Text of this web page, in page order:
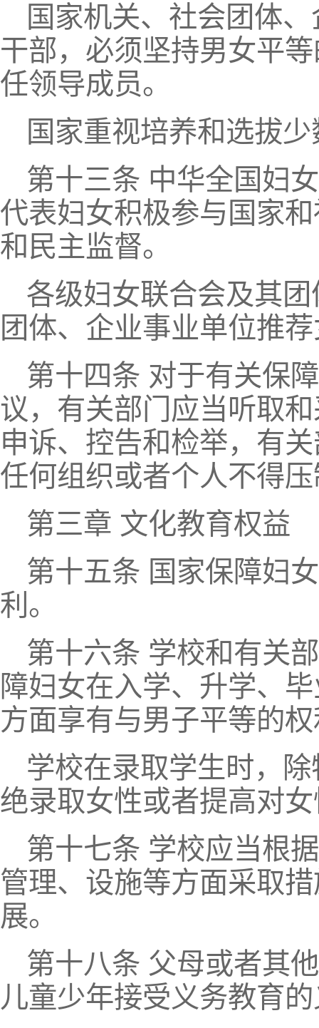
国家机关、社会团体
干部，必须坚持男女平
任领导成员。
国家重视培养和选拔
第十三条 中华全国妇
代表妇女积极参与国家
和民主监督。
各级妇女联合会及其
团体、企业事业单位推
第十四条 对于有关保
议，有关部门应当听取
申诉、控告和检举，有
任何组织或者个人不得
第三章 文化教育权益
第十五条 国家保障妇
利。
第十六条 学校和有关
障妇女在入学、升学、
方面享有与男子平等的
学校在录取学生时，
绝录取女性或者提高对
第十七条 学校应当根
管理、设施等方面采取
展。
第十八条 父母或者其
儿童少年接受义务教育